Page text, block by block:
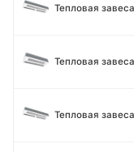
Тепловая
Тепловая
Тепловая